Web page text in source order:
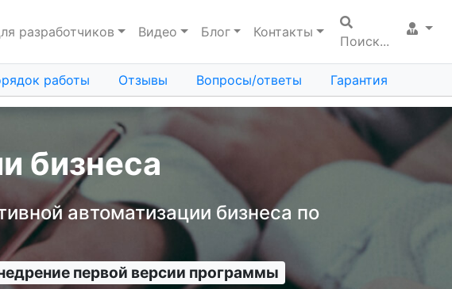
разработчиков Видео Блог Контакты
Поиск...
работы Отзывы Вопросы/ответы Гарантия
бизнеса
автоматизации бизнеса по
первой версии программы